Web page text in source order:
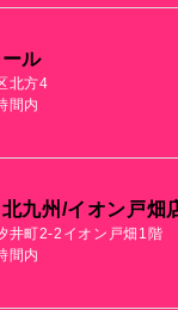
ル
北方4
間内
九州/イオン戸畑
井町2-2イオン戸畑1階
間内